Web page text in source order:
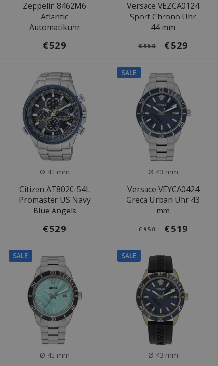
Zeppelin 8462M6
Atlantic
Automatikuhr
€529
Versace VEZCA0124
Sport Chrono Uhr
44 mm
€950 €529
Ø 43 mm
Citizen AT8020-54L
Promaster US Navy
Blue Angels
€529
SALE
Ø 43 mm
Versace VEYCA0424
Greca Urban Uhr 43
mm
€950 €519
SALE
Ø 43 mm
SALE
Ø 43 mm